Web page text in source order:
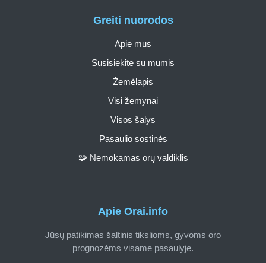
Apie Orai.info
Jūsų patikimas šaltinis tikslioms, gyvoms oro
prognozėms visame pasaulyje.
Greiti nuorodos
Apie mus
Susisiekite su mumis
Žemėlapis
Visi žemynai
Visos šalys
Pasaulio sostinės
🧩 Nemokamas orų valdiklis